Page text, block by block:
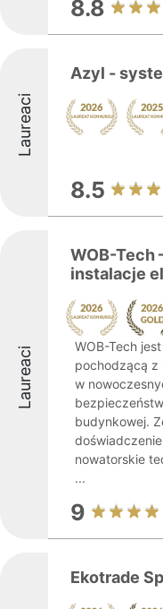
8.8
Laureaci
Azyl -
8.5
Laureaci
WOB-Tech
instalacje
WOB-Tech
pochodzącą z
w
budynkowej.
nowatorskie
...
9
Ekotrade